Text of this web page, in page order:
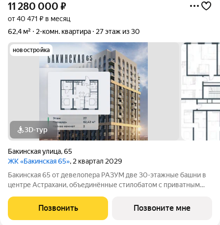
11 280 000 ₽
от 40 471 ₽ в месяц
62,4 м²
2-комн. квартира 27 этаж из 30
новостройка
3D-тур
Бакинская улица,65
ЖК «Бакинская 65», 2 квартал 2029
Бакинская 65 от девелопера РАЗУМ две 30-этажные башни в
центре Астрахани, объединённые стилобатом с приватным
доступности находятся лучшие школы, гимназии и детские
Позвонить Позвоните мне